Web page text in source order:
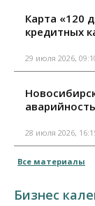
Карта «120
кредитных
29 июля 2026,
28 июля 2026,
Все материалы
Бизнес